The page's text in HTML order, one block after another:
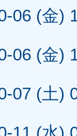
06 (金)
06 (金)
07 (土)